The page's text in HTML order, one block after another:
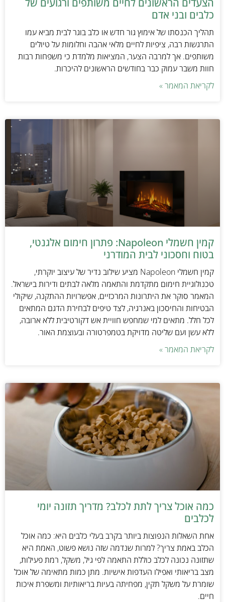
הצעדים הראשונים לחיים משותפים ורגועים של
כלבים ובני אדם
תהליך הכנסתו של אימוץ גור חדש או כלב בוגר לבית מביא עמו
התרגשות רבה, ציפיות לחיים מלאי אהבה וחלומות על טיולים
משותפים. אך למרבה הצער, המציאות מלמדת כי משפחות רבות
חוות משבר עמוק כבר בחודשים הראשונים להיכרות.
לקריאת המאמר »
קמין חשמלי Napoleon: פתרון חימום אלגנטי,
בטוח וחסכוני לבית המודרני
קמין חשמלי Napoleon מציע שילוב נדיר של עיצוב יוקרתי,
טכנולוגיית חימום מתקדמת והתאמה מלאה לבתים ודירות בישראל.
המאמר סוקר את היתרונות המרכזיים, אפשרויות ההתקנה, שיקולי
הבטיחות והחיסכון באנרגיה, לצד טיפים לבחירת הדגם המתאים
לכל חלל. מתאים למי שמחפש חוויית אש דקורטיבית ללא ארובה,
ללא עשן ועם שליטה מדויקת בטמפרטורה ובעוצמת האור.
לקריאת המאמר »
כמה אוכל צריך לתת לכלב? מדריך תזונה יומי
לכלבים
אחת השאלות הנפוצות ביותר בקרב בעלי כלבים היא: כמה אוכל
הכלב באמת צריך? למרות שנדמה שזה נושא פשוט, האמת היא
שתזונה נכונה לכלב כוללת התאמה לפי גיל, משקל, רמת פעילות,
מצב בריאותי ואפילו העדפות אישיות. מתן כמות מתאימה של אוכל
שומרת על משקל תקין, מפחיתה בעיות בריאותיות ומשפרת איכות
חיים.